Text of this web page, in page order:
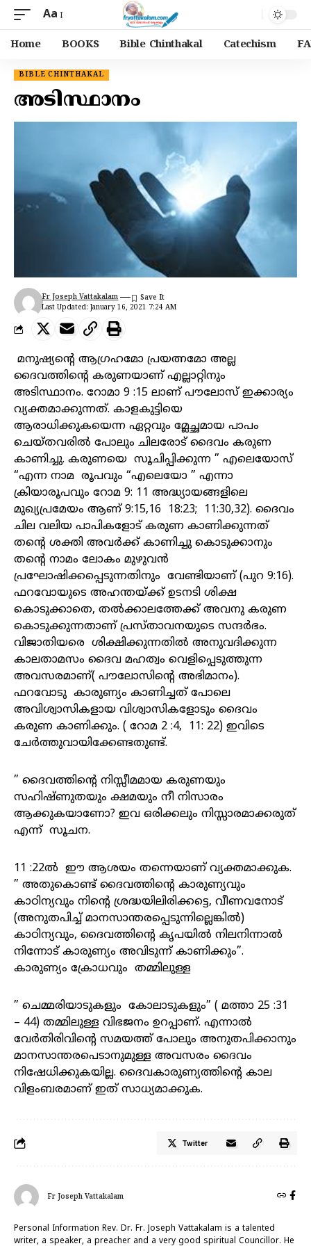
Aa
Home BOOKS Bible Chinthakal Catechism
BIBLE CHINTHAKAL
അടിസ്ഥാനം
Last Updated: January 16, 2021 7:24 AM
Fr Joseph Vattakalam
മനുഷ്യന്റെ ആഗ്രഹമോ പ്രയത്നമോ അല്ല
ദൈവത്തിന്റെ കരുണയാണ് എല്ലാറ്റിനും
അടിസ്ഥാനം. റോമാ 9 :15 ലാണ് പൗലോസ് ഇക്കാര്യം
വ്യക്തമാക്കുന്നത്. കാളകുട്ടിയെ
ആരാധിക്കുകയെന്ന ഏറ്റവും മ്ലേച്ഛമായ പാപം
ചെയ്തവരിൽ പോലും ചിലരോട് ദൈവം കരുണ
കാണിച്ചു. കരുണയെ സൂചിപ്പിക്കുന്ന ” എലെയോസ്‌
“എന്ന നാമ രൂപവും “എലെയോ ” എന്നാ
ക്രിയാരൂപവും റോമ 9: 11 അദ്ധ്യായങ്ങളിലെ
മുഖ്യപ്രമേയം ആണ് 9:15,16 18:23; 11:30,32). ദൈവം
ചില വലിയ പാപികളോട് കരുണ കാണിക്കുന്നത്
തന്റെ ശക്തി അവർക്ക് കാണിച്ചു കൊടുക്കാനും
തന്റെ നാമം ലോകം മുഴുവൻ
പ്രഘോഷിക്കപ്പെടുന്നതിനും വേണ്ടിയാണ് (പുറ 9:16).
ഫറവോയുടെ അഹന്തയ്ക്ക് ഉടനടി ശിക്ഷ
കൊടുക്കാതെ, തൽക്കാലത്തേക്ക് അവനു കരുണ
കൊടുക്കുന്നതാണ് പ്രസ്താവനയുടെ സന്ദർഭം.
വിജാതിയരെ ശിക്ഷിക്കുന്നതിൽ അനുവദിക്കുന്ന
കാലതാമസം ദൈവ മഹത്വം വെളിപ്പെടുത്തുന്ന
അവസരമാണ്( പൗലോസിന്റെ അഭിമാനം).
ഫറവോടു കാരുണ്യം കാണിച്ചത് പോലെ
അവിശ്വാസികളായ വിശ്വാസികളോടും ദൈവം
കരുണ കാണിക്കും. ( റോമ 2 :4, 11: 22) ഇവിടെ
ചേർത്തുവായിക്കേണ്ടതുണ്ട്.
” ദൈവത്തിന്റെ നിസ്സീമമായ കരുണയും
സഹിഷ്ണുതയും ക്ഷമയും നീ നിസാരം
ആക്കുകയാണോ? ഇവ ഒരിക്കലും നിസ്സാരമാക്കരുത്
എന്ന് സൂചന.
11 :22ൽ ഈ ആശയം തന്നെയാണ് വ്യക്തമാക്കുക.
” അതുകൊണ്ട് ദൈവത്തിന്റെ കാരുണ്യവും
കാഠിന്യവും നിന്റെ ശ്രദ്ധയിലിരിക്കട്ടെ, വീണവനോട്
(അനുതപിച്ച് മാനസാന്തരപ്പെടുന്നില്ലെങ്കിൽ)
കാഠിന്യവും, ദൈവത്തിന്റെ കൃപയിൽ നിലനിന്നാൽ
നിന്നോട് കാരുണ്യം അവിടുന്ന് കാണിക്കും”.
കാരുണ്യം ക്രോധവും തമ്മിലുള്ള
” ചെമ്മരിയാടുകളും കോലാടുകളും” ( മത്താ 25 :31
– 44) തമ്മിലുള്ള വിഭജനം ഉറപ്പാണ്. എന്നാൽ
വേർതിരിവിന്റെ സമയത്ത് പോലും അനുതപിക്കാനും
മാനസാന്തരപെടാനുമുള്ള അവസരം ദൈവം
നിഷേധിക്കുകയില്ല. ദൈവകാരുണ്യത്തിന്റെ കാല
വിളംബരമാണ് ഇത് സാധ്യമാക്കുക.
Twitter
Fr Joseph Vattakalam
Personal Information Rev. Dr. Fr. Joseph Vattakalam is a talented
writer, a speaker, a preacher and a very good spiritual Councillor. He